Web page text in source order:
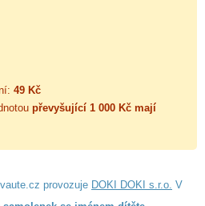
49 Kč
převyšující 1 000 Kč mají
provozuje DOKI DOKI s.r.o. V